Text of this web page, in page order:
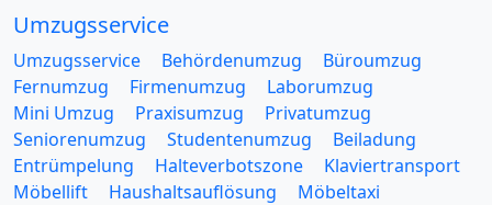
Umzugsservice
Umzugsservice Behördenumzug
Büroumzug
Fernumzug
Firmenumzug
Laborumzug
Mini Umzug
Praxisumzug
Privatumzug
Seniorenumzug
Studentenumzug
Beiladung
Entrümpelung
Halteverbotszone
Klaviertransport
Möbellift
Haushaltsauflösung
Möbeltaxi